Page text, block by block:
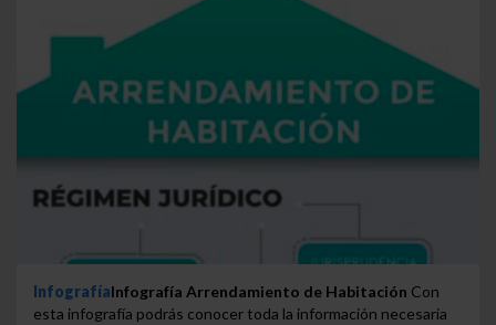
InfografíaInfografía Arrendamiento de Habitación Con
esta infografía podrás conocer toda la información necesaria